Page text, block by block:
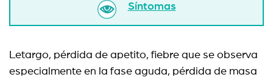
Síntomas
Letargo, pérdida de apetito, fiebre que se observa
especialmente en la fase aguda, pérdida de masa